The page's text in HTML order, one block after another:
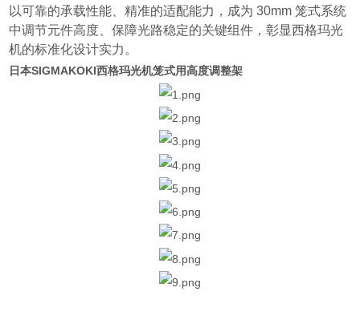
以可靠的承载性能、精准的适配能力，成为 30mm 笼式系统
中调节元件高度、保障光路稳定的关键组件，彰显西格玛光
机的标准化设计实力。
日本SIGMAKOKI西格玛光机笼式用高度调整架